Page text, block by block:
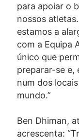
para apoiar o
nossos
estamos a
com a Equipa
único que
preparar-se e,
num dos
mundo.”
Ben Dhiman,
acrescenta: